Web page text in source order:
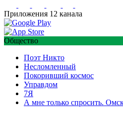
Приложения 12 канала
Общество
Поэт Никто
Несломленный
Покоривший космос
Управдом
7Я
А мне только спросить.